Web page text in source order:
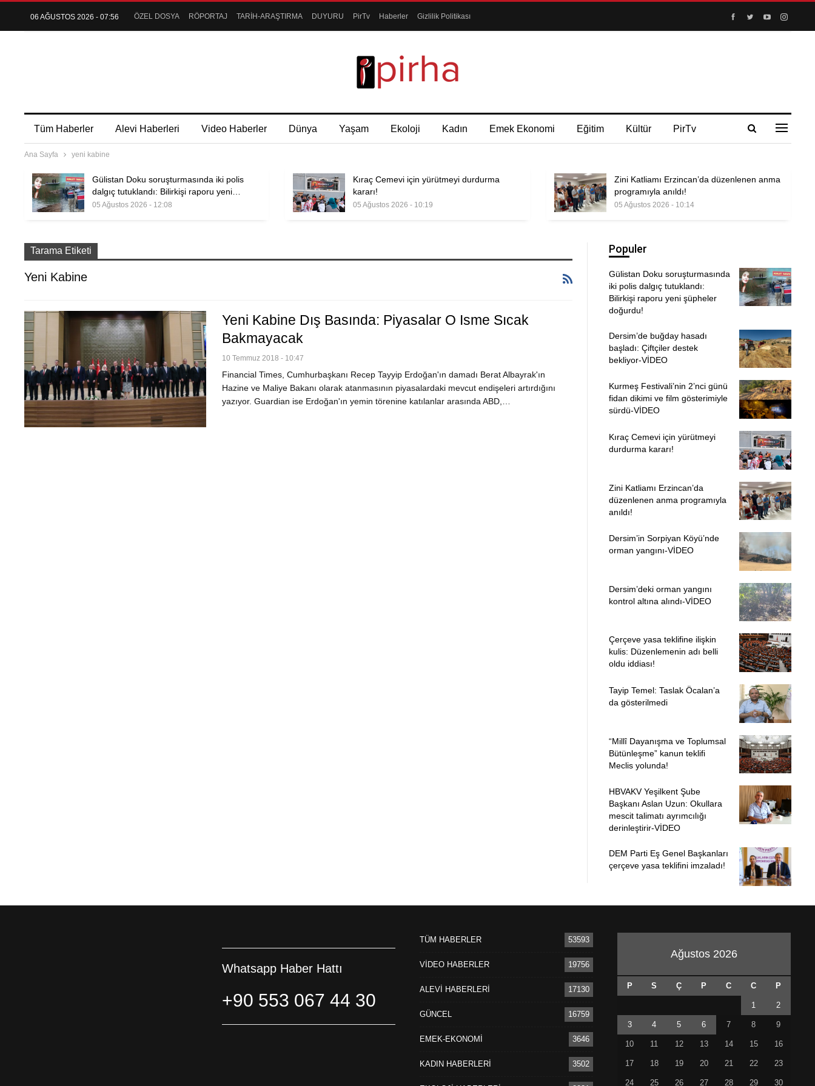
06 AĞUSTOS 2026 - 07:56 ÖZEL DOSYA RÖPORTAJ TARİH-ARAŞTIRMA DUYURU PirTv Haberler Gizlilik Politikası
Tüm Haberler Alevi Haberleri Video Haberler Dünya Yaşam Ekoloji Kadın Emek Ekonomi Eğitim Kültür PirTv
Ana Sayfa yeni kabine
Gülistan Doku soruşturmasında iki polis
dalgıç tutuklandı: Bilirkişi raporu yeni…
05 Ağustos 2026 - 12:08
Kıraç Cemevi için yürütmeyi durdurma
kararı!
05 Ağustos 2026 - 10:19
Zini Katliamı Erzincan’da düzenlenen anma
programıyla anıldı!
05 Ağustos 2026 - 10:14
Tarama Etiketi
Yeni Kabine
Yeni Kabine Dış Basında: Piyasalar O Isme Sıcak
Bakmayacak
10 Temmuz 2018 - 10:47
Financial Times, Cumhurbaşkanı Recep Tayyip Erdoğan'ın damadı Berat Albayrak'ın
Hazine ve Maliye Bakanı olarak atanmasının piyasalardaki mevcut endişeleri artırdığını
yazıyor. Guardian ise Erdoğan'ın yemin törenine katılanlar arasında ABD,…
Populer
Gülistan Doku soruşturmasında
iki polis dalgıç tutuklandı:
Bilirkişi raporu yeni şüpheler
doğurdu!
Dersim’de buğday hasadı
başladı: Çiftçiler destek
bekliyor-VİDEO
Kurmeş Festivali’nin 2’nci günü
fidan dikimi ve film gösterimiyle
sürdü-VİDEO
Kıraç Cemevi için yürütmeyi
durdurma kararı!
Zini Katliamı Erzincan’da
düzenlenen anma programıyla
anıldı!
Dersim’in Sorpiyan Köyü’nde
orman yangını-VİDEO
Dersim’deki orman yangını
kontrol altına alındı-VİDEO
Çerçeve yasa teklifine ilişkin
kulis: Düzenlemenin adı belli
oldu iddiası!
Tayip Temel: Taslak Öcalan’a
da gösterilmedi
“Millî Dayanışma ve Toplumsal
Bütünleşme” kanun teklifi
Meclis yolunda!
HBVAKV Yeşilkent Şube
Başkanı Aslan Uzun: Okullara
mescit talimatı ayrımcılığı
derinleştirir-VİDEO
DEM Parti Eş Genel Başkanları
çerçeve yasa teklifini imzaladı!
Whatsapp Haber Hattı
+90 553 067 44 30
TÜM HABERLER 53593
VİDEO HABERLER 19756
ALEVİ HABERLERİ 17130
GÜNCEL 16759
EMEK-EKONOMİ 3646
KADIN HABERLERİ 3502
Ağustos 2026
P S Ç P C C P
1 2
3 4 5 6 7 8 9
10 11 12 13 14 15 16
17 18 19 20 21 22 23
24 25 26 27 28 29 30